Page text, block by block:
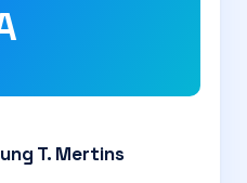
T. Mertins